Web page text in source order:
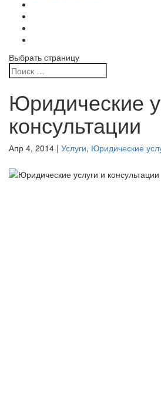
Выбрать страницу
Юридические
консультации
Апр 4, 2014 | Услуги, Юридические